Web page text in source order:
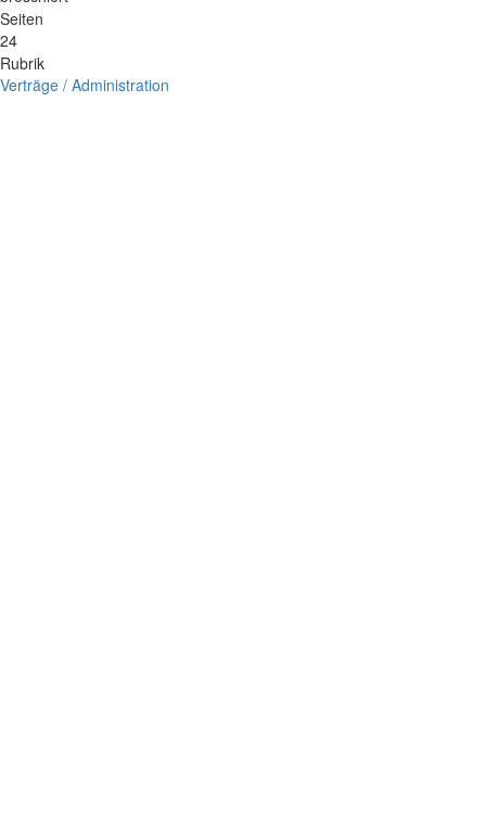
Seiten
24
Rubrik
Verträge / Administration